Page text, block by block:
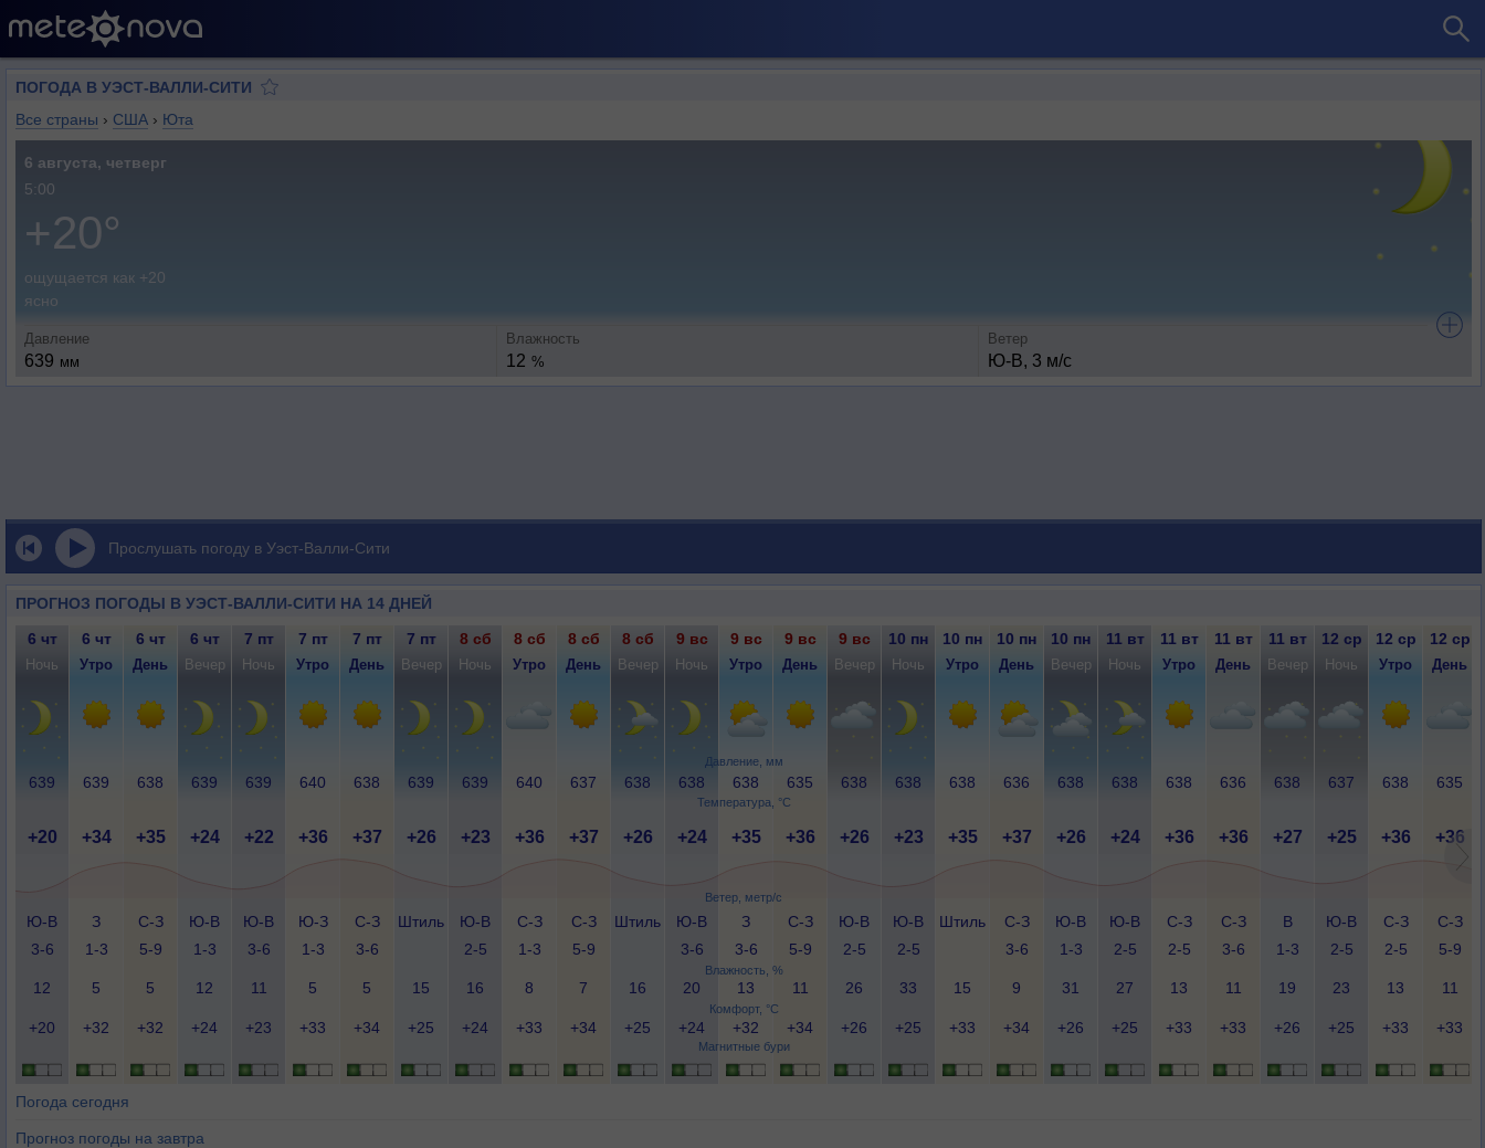
ПОГОДА В УЭСТ-ВАЛЛИ-СИТИ
Все страны › США › Юта
6 августа, четверг
5:00
+20°
ощущается как +20
ясно
Давление
639 мм
Влажность
12 %
Ветер
Ю-В, 3 м/с
Прослушать погоду в Уэст-Валли-Сити
ПРОГНОЗ ПОГОДЫ В УЭСТ-ВАЛЛИ-СИТИ НА 14 ДНЕЙ
Давление, мм
Температура, °C
Ветер, метр/с
Влажность, %
Комфорт, °C
Магнитные бури
6 чт 6 чт 6 чт 6 чт 7 пт 7 пт 7 пт 7 пт 8 сб 8 сб 8 сб 8 сб 9 вс 9 вс 9 вс 9 вс 10 пн 10 пн 10 пн 10 пн 11 вт 11 вт 11 вт 11 вт 12 ср 12 ср 12 ср
Ночь Утро День Вечер Ночь Утро День Вечер Ночь Утро День Вечер Ночь Утро День Вечер Ночь Утро День Вечер Ночь Утро День Вечер Ночь Утро День
639 639 638 639 639 640 638 639 639 640 637 638 638 638 635 638 638 638 636 638 638 638 636 638 637 638 635
+20 +34 +35 +24 +22 +36 +37 +26 +23 +36 +37 +26 +24 +35 +36 +26 +23 +35 +37 +26 +24 +36 +36 +27 +25 +36 +36
Ю-В
3-6
З
1-3
С-З
5-9
Ю-В
1-3
Ю-В
3-6
Ю-З
1-3
С-З
3-6
Штиль
Ю-В
2-5
С-З
1-3
С-З
5-9
Штиль
Ю-В
3-6
З
3-6
С-З
5-9
Ю-В
2-5
Ю-В
2-5
Штиль
С-З
3-6
Ю-В
1-3
Ю-В
2-5
С-З
2-5
С-З
3-6
В
1-3
Ю-В
2-5
С-З
2-5
С-З
5-9
12 5 5 12 11 5 5 15 16 8 7 16 20 13 11 26 33 15 9 31 27 13 11 19 23 13 11
+20 +32 +32 +24 +23 +33 +34 +25 +24 +33 +34 +25 +24 +32 +34 +26 +25 +33 +34 +26 +25 +33 +33 +26 +25 +33 +33
Погода сегодня
Прогноз погоды на завтра